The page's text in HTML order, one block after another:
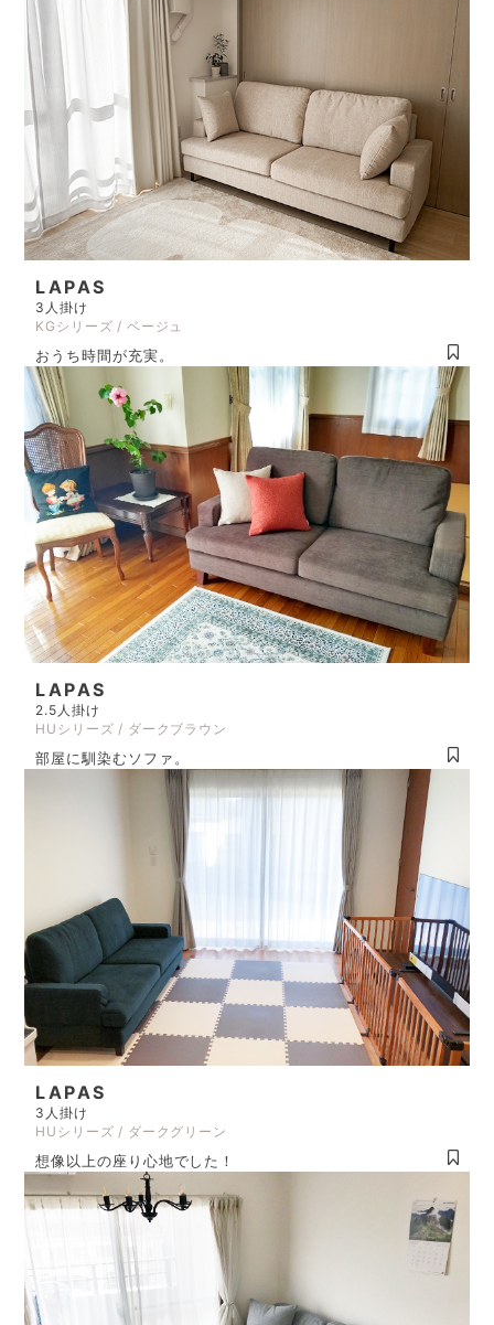
LAPAS
3人掛け
KGシリーズ / ベージュ
おうち時間が充実。
LAPAS
2.5人掛け
HUシリーズ / ダークブラウン
部屋に馴染むソファ。
LAPAS
3人掛け
HUシリーズ / ダークグリーン
想像以上の座り心地でした！